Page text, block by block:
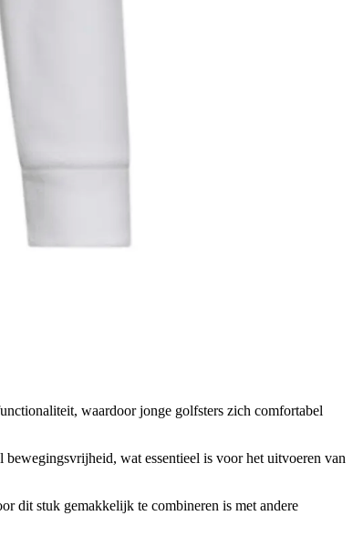
waardoor jonge golfsters zich comfortabel
wat essentieel is voor het uitvoeren van
dit stuk gemakkelijk te combineren is met andere